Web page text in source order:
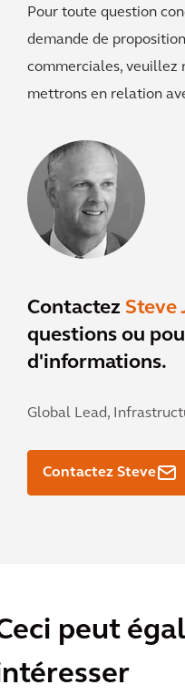
Pour toute question
demande de
commerciales, veuillez
mettrons en relation
Contactez Steve
questions ou
d'informations.
Global Lead,
Contactez Steve
peut